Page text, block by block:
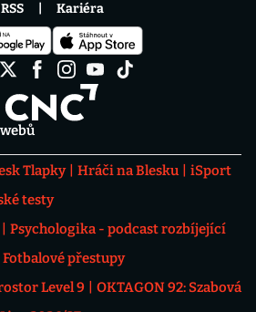
Tlapky Hráči na Blesku
iSport
testy
Psychologika - podcast rozbíjející
Fotbalové přestupy
Level 9
OKTAGON 92: Szabová
RSS Kariéra